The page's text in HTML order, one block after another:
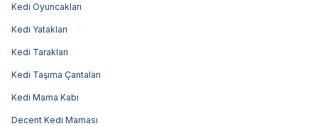
Kedi Oyuncakları
Kedi Yatakları
Kedi Tarakları
Kedi Taşıma Çantaları
Kedi Mama Kabı
Decent Kedi Maması